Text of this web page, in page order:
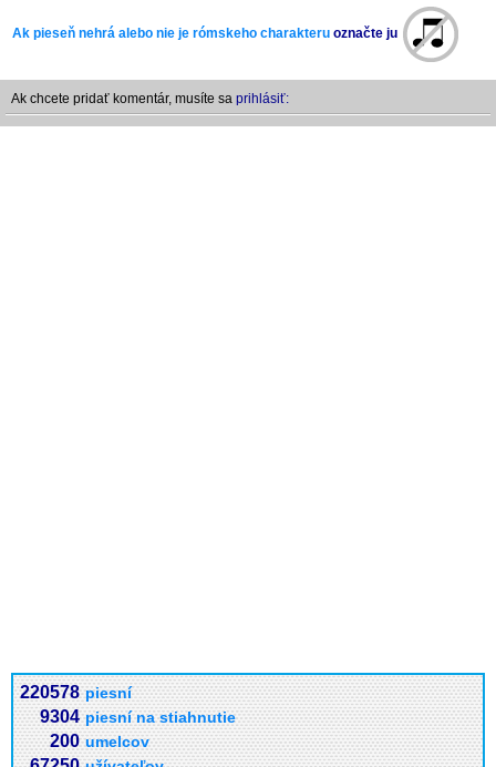
Ak pieseň nehrá alebo nie je rómskeho charakteru označte ju
Ak chcete pridať komentár, musíte sa prihlásiť:
220578 piesní
9304 piesní na stiahnutie
200 umelcov